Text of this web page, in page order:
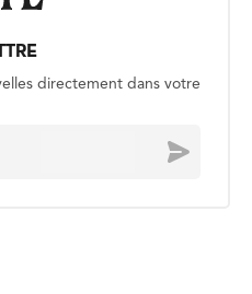
directement dans votre
Envoyer